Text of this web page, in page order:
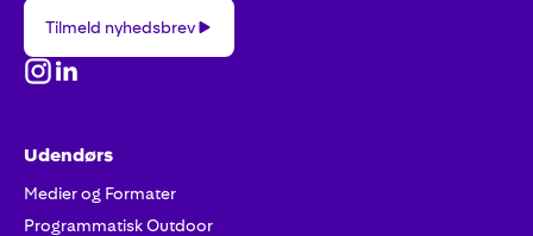
nyhedsbrev
Tilmeld nyhedsbrev
Udendørs
Medier og Formater
Programmatisk Outdoor